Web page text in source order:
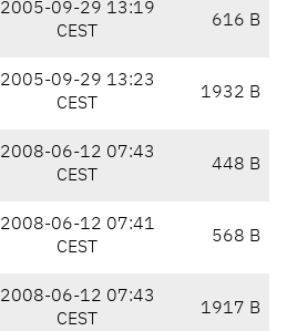
2005-09-29 13:19
CEST
616 B
2005-09-29 13:23
CEST
1932 B
2008-06-12 07:43
CEST
448 B
2008-06-12 07:41
CEST
568 B
2008-06-12 07:43
CEST
1917 B